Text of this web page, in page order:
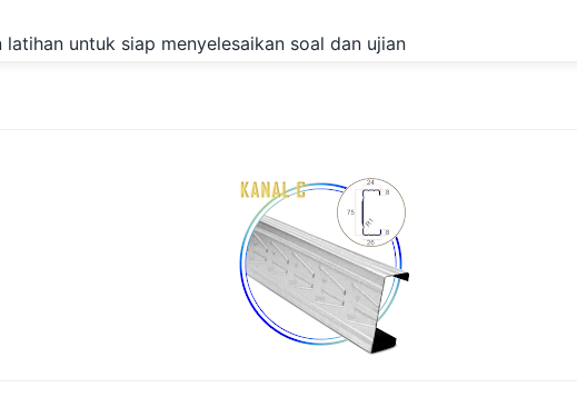
untuk siap menyelesaikan soal dan ujian